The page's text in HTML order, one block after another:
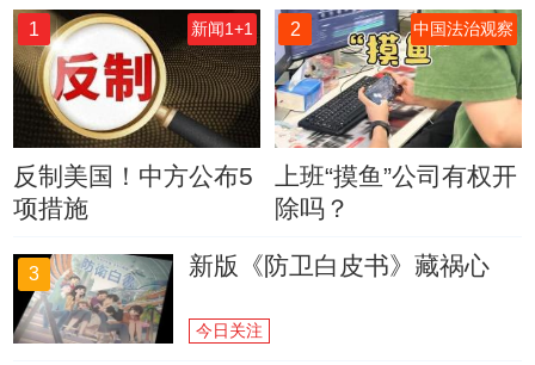
1 新闻1+1
反制美国！中方公布5
项措施
2 中国法治观察
上班“摸鱼”公司有权开
除吗？
3 新版《防卫白皮书》藏祸心
今日关注